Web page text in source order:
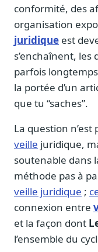
Suivi par
11 secteurs :
Cas d'usage
Six cas pour
Conseil
Guides
17 guides sur le
Blog & Podcast
Analyses,
Lexique
1027 termes
conformité, des
organisation
juridique est
s’enchaînent, les
parfois
la portée d’un
que tu “saches”.
La question n’est
veille juridique,
soutenable dans
méthode pas à
veille juridique ;
connexion entre
et la façon dont
l’ensemble du